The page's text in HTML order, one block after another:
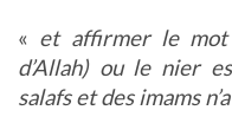
« et affirmer le
d’Allah) ou le nier
salafs et des imams